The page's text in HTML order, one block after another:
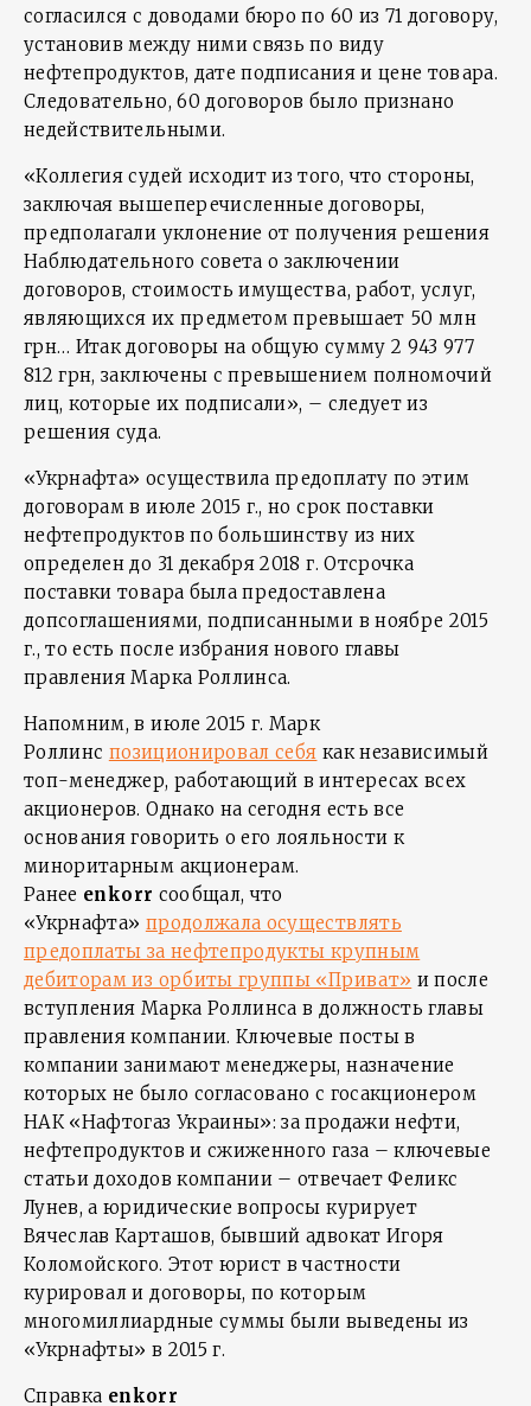
согласился с доводами бюро по 60 из 71 договору,
установив между ними связь по виду
нефтепродуктов, дате подписания и цене товара.
Следовательно, 60 договоров было признано
недействительными.
«Коллегия судей исходит из того, что стороны,
заключая вышеперечисленные договоры,
предполагали уклонение от получения решения
Наблюдательного совета о заключении
договоров, стоимость имущества, работ, услуг,
являющихся их предметом превышает 50 млн
грн… Итак договоры на общую сумму 2 943 977
812 грн, заключены с превышением полномочий
лиц, которые их подписали», – следует из
решения суда.
«Укрнафта» осуществила предоплату по этим
договорам в июле 2015 г., но срок поставки
нефтепродуктов по большинству из них
определен до 31 декабря 2018 г. Отсрочка
поставки товара была предоставлена
допсоглашениями, подписанными в ноябре 2015
г., то есть после избрания нового главы
правления Марка Роллинса.
Напомним, в июле 2015 г. Марк
Роллинс позиционировал себя как независимый
топ-менеджер, работающий в интересах всех
акционеров. Однако на сегодня есть все
основания говорить о его лояльности к
миноритарным акционерам.
Ранее enkorr сообщал, что
«Укрнафта» продолжала осуществлять
предоплаты за нефтепродукты крупным
дебиторам из орбиты группы «Приват» и после
вступления Марка Роллинса в должность главы
правления компании. Ключевые посты в
компании занимают менеджеры, назначение
которых не было согласовано с госакционером
НАК «Нафтогаз Украины»: за продажи нефти,
нефтепродуктов и сжиженного газа – ключевые
статьи доходов компании – отвечает Феликс
Лунев, а юридические вопросы курирует
Вячеслав Карташов, бывший адвокат Игоря
Коломойского. Этот юрист в частности
курировал и договоры, по которым
многомиллиардные суммы были выведены из
«Укрнафты» в 2015 г.
Справка enkorr